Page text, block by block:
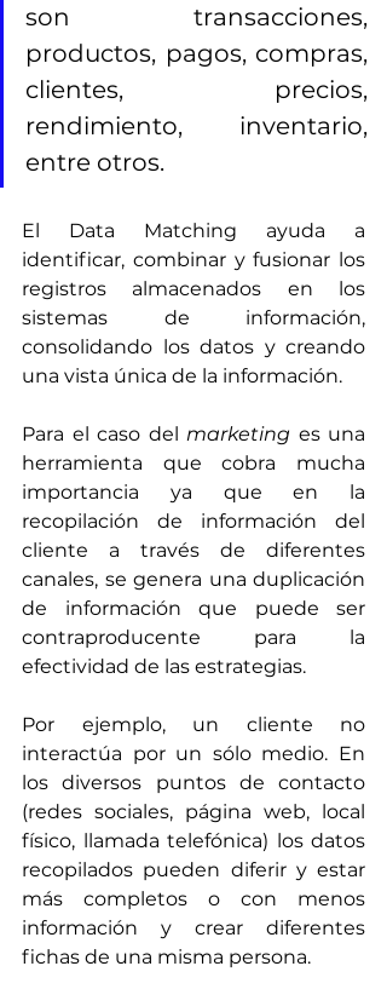
son transacciones,
productos, pagos, compras,
clientes, precios,
rendimiento, inventario,
entre otros.
El Data Matching ayuda a
identificar, combinar y fusionar los
registros almacenados en los
sistemas de información,
consolidando los datos y creando
una vista única de la información.
Para el caso del marketing es una
herramienta que cobra mucha
importancia ya que en la
recopilación de información del
cliente a través de diferentes
canales, se genera una duplicación
de información que puede ser
contraproducente para la
efectividad de las estrategias.
Por ejemplo, un cliente no
interactúa por un sólo medio. En
los diversos puntos de contacto
(redes sociales, página web, local
físico, llamada telefónica) los datos
recopilados pueden diferir y estar
más completos o con menos
información y crear diferentes
fichas de una misma persona.